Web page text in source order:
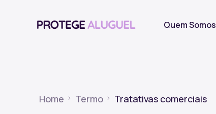
Quem Somos
Home Termo Tratativas comerciais